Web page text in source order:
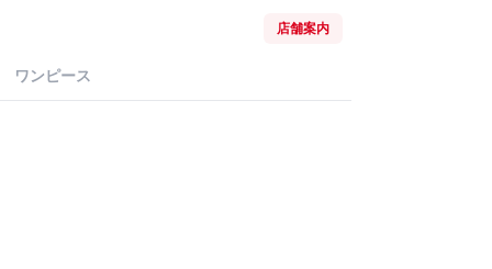
店舗案内
ワンピース